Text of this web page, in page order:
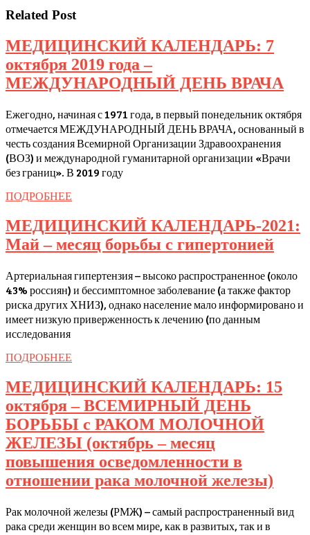
Related Post
МЕДИЦИНСКИЙ КАЛЕНДАРЬ: 7
октября 2019 года –
МЕЖДУНАРОДНЫЙ ДЕНЬ ВРАЧА
7
Ежегодно, начиная с 1971 года, в первый понедельник октября
отмечается МЕЖДУНАРОДНЫЙ ДЕНЬ ВРАЧА, основанный в
честь создания Всемирной Организации Здравоохранения
(ВОЗ) и международной гуманитарной организации «Врачи
без границ». В 2019 году
ПОДРОБНЕЕ
МЕДИЦИНСКИЙ КАЛЕНДАРЬ-2021:
Май – месяц борьбы с гипертонией
Май
–
Артериальная гипертензия – высоко распространенное (около
43% россиян) и бессимптомное заболевание (а также фактор
риска других ХНИЗ), однако население мало информировано и
имеет низкую приверженность к лечению (по данным
исследования
ПОДРОБНЕЕ
МЕДИЦИНСКИЙ КАЛЕНДАРЬ: 15
октября – ВСЕМИРНЫЙ ДЕНЬ
БОРЬБЫ с РАКОМ МОЛОЧНОЙ
ЖЕЛЕЗЫ (октябрь – месяц
повышения осведомленности в
отношении рака молочной железы)
15
Рак молочной железы (РМЖ) – самый распространенный вид
рака среди женщин во всем мире, как в развитых, так и в